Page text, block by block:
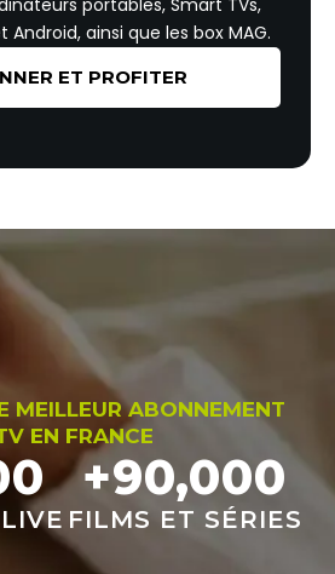
portables, Smart TVs,
Android, ainsi que les box MAG.
ET PROFITER
MEILLEUR ABONNEMENT
EN FRANCE
+90,000
FILMS ET SÉRIES